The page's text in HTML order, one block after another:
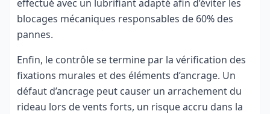
effectué avec un lubrifiant adapté afin d’éviter les
blocages mécaniques responsables de 60% des
pannes.
Enfin, le contrôle se termine par la vérification des
fixations murales et des éléments d’ancrage. Un
défaut d’ancrage peut causer un arrachement du
rideau lors de vents forts, un risque accru dans la